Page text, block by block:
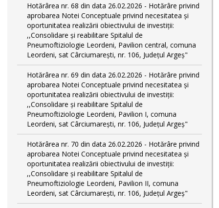
Hotărârea nr. 68 din data 26.02.2026 - Hotărâre privind
aprobarea Notei Conceptuale privind necesitatea și
oportunitatea realizării obiectivului de investiții:
,,Consolidare și reabilitare Spitalul de
Pneumoftiziologie Leordeni, Pavilion central, comuna
Leordeni, sat Cârciumarești, nr. 106, Județul Argeș"
Hotărârea nr. 69 din data 26.02.2026 - Hotărâre privind
aprobarea Notei Conceptuale privind necesitatea și
oportunitatea realizării obiectivului de investiții:
,,Consolidare și reabilitare Spitalul de
Pneumoftiziologie Leordeni, Pavilion I, comuna
Leordeni, sat Cârciumarești, nr. 106, Județul Argeș"
Hotărârea nr. 70 din data 26.02.2026 - Hotărâre privind
aprobarea Notei Conceptuale privind necesitatea și
oportunitatea realizării obiectivului de investiții:
,,Consolidare și reabilitare Spitalul de
Pneumoftiziologie Leordeni, Pavilion II, comuna
Leordeni, sat Cârciumarești, nr. 106, Județul Argeș"